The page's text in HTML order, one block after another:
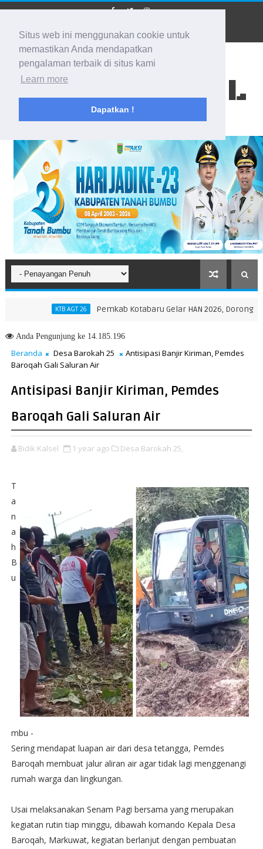
Situs web ini menggunakan cookie untuk
memastikan Anda mendapatkan
pengalaman terbaik di situs kami
Learn more
Dapatkan !
BIDIK KALSEL
Membidik Ke Segala Arah
KTB AGT 26 Pemkab Kotabaru Gelar HAN 2026, Dorong
NTT, Menteri Nusron: Gunakan Sudut Pandang Masyarakat
AndaPengunjung ke 14.185.196
Beranda Desa Barokah 25
Antisipasi Banjir Kiriman, Pemdes
Baroqah Gali Saluran Air
Antisipasi Banjir Kiriman, Pemdes
Baroqah Gali Saluran Air
Bidik Kalsel 1 year ago Desa Barokah 25,
T
a
n
a
h
B
u
mbu -
Sering mendapat luapan air dari desa tetangga, Pemdes
Baroqah membuat jalur aliran air agar tidak lagi menggenangi
rumah warga dan lingkungan.
Usai melaksanakan Senam Pagi bersama yang merupakan
kegiatan rutin tiap minggu, dibawah komando Kepala Desa
Baroqah, Markuwat, kegiatan berlanjut dengan pembuatan